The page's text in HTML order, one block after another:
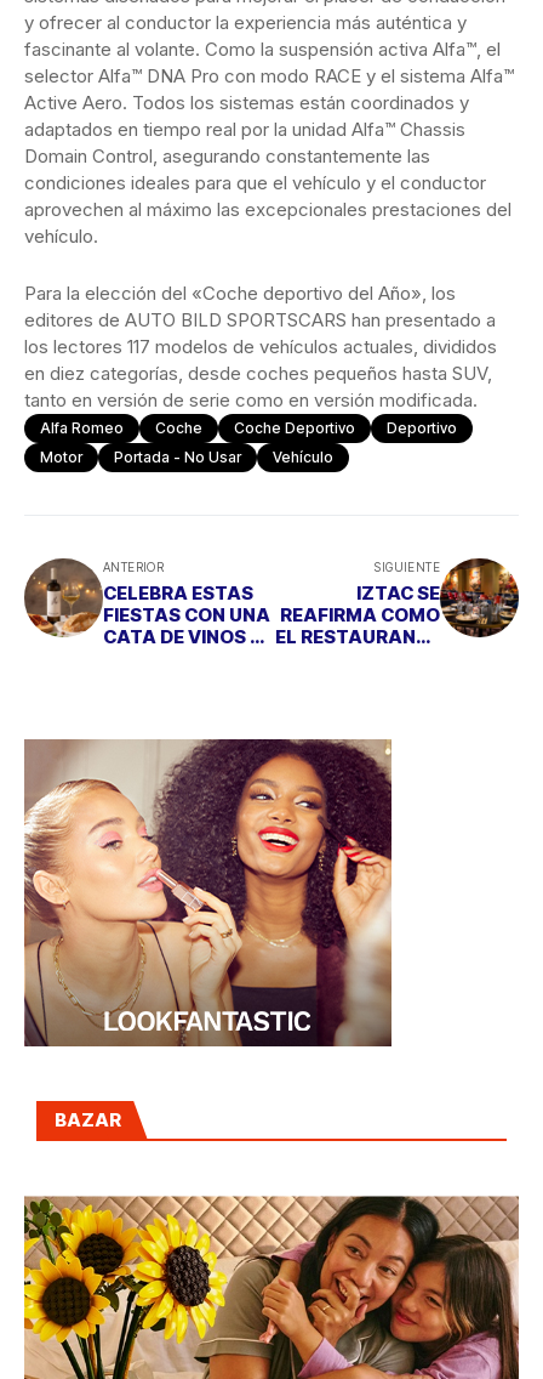
y ofrecer al conductor la experiencia más auténtica y
fascinante al volante. Como la suspensión activa Alfa™, el
selector Alfa™ DNA Pro con modo RACE y el sistema Alfa™
Active Aero. Todos los sistemas están coordinados y
adaptados en tiempo real por la unidad Alfa™ Chassis
Domain Control, asegurando constantemente las
condiciones ideales para que el vehículo y el conductor
aprovechen al máximo las excepcionales prestaciones del
vehículo.
Para la elección del «Coche deportivo del Año», los
editores de AUTO BILD SPORTSCARS han presentado a
los lectores 117 modelos de vehículos actuales, divididos
en diez categorías, desde coches pequeños hasta SUV,
tanto en versión de serie como en versión modificada.
Alfa Romeo Coche Coche Deportivo
Deportivo
Motor
Portada - No Usar Vehículo
ANTERIOR
CELEBRA ESTAS
FIESTAS CON UNA
CATA DE VINOS E
SIGUIENTE
IZTAC SE
REAFIRMA COMO
EL RESTAURANTE
BAZAR